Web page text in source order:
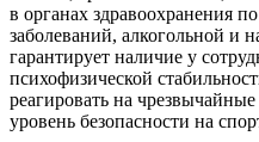
в органах здравоохранения
заболеваний, алкогольной и
гарантирует наличие у
психофизической
реагировать на
уровень безопасности на